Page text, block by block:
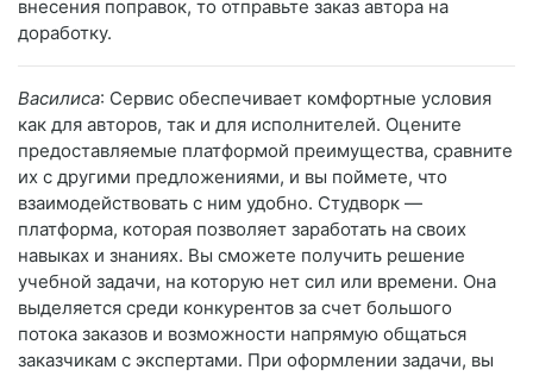
внесения поправок, то отправьте заказ автора на
доработку.
Василиса: Сервис обеспечивает комфортные условия
как для авторов, так и для исполнителей. Оцените
предоставляемые платформой преимущества, сравните
их с другими предложениями, и вы поймете, что
взаимодействовать с ним удобно. Студворк —
платформа, которая позволяет заработать на своих
навыках и знаниях. Вы сможете получить решение
учебной задачи, на которую нет сил или времени. Она
выделяется среди конкурентов за счет большого
потока заказов и возможности напрямую общаться
заказчикам с экспертами. При оформлении задачи, вы